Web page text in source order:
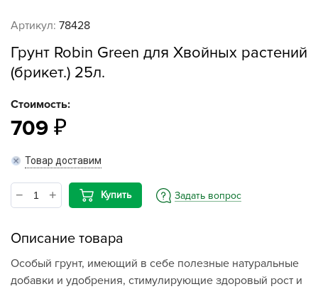
Артикул: 78428
Грунт Robin Green для Хвойных растений
(брикет.) 25л.
Стоимость:
709
Товар доставим
Купить Задать вопрос
Описание товара
Особый грунт, имеющий в себе полезные натуральные
добавки и удобрения, стимулирующие здоровый рост и